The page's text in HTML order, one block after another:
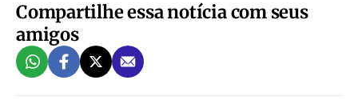
Compartilhe essa notícia com seus
amigos